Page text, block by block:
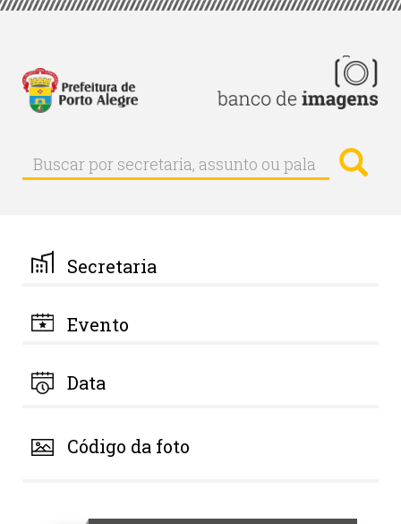
Pular
principal
Buscar
Buscar
por
palavra-
chave
Secretaria
Evento
Data
Código da foto